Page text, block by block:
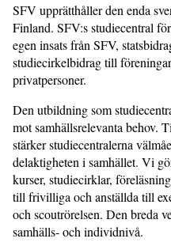
SFV upprätthåller den enda
Finland. SFV:s studiecentral
egen insats från SFV,
studiecirkelbidrag till
privatpersoner.
Den utbildning som
mot samhällsrelevanta behov.
stärker studiecentralerna
delaktigheten i samhället. Vi
kurser, studiecirklar,
till frivilliga och anställda till
och scoutrörelsen. Den breda
samhälls- och individnivå.